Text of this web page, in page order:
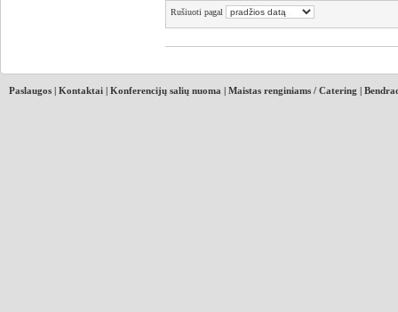
Rušiuoti pagal
Paslaugos | Kontaktai | Konferencijų salių nuoma | Maistas renginiams / Catering |